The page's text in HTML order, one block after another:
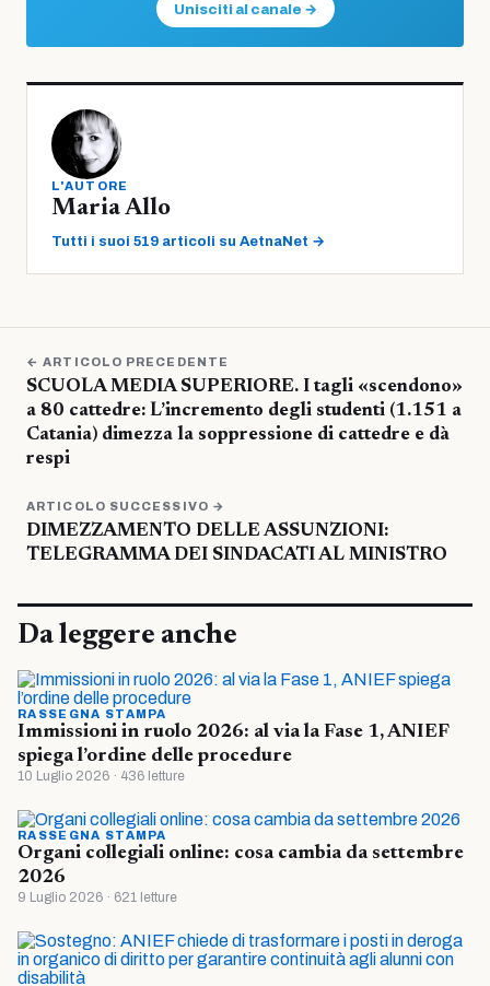
Unisciti al canale →
L'AUTORE
Maria Allo
Tutti i suoi 519 articoli su AetnaNet →
← ARTICOLO PRECEDENTE
SCUOLA MEDIA SUPERIORE. I tagli «scendono»
a 80 cattedre: L’incremento degli studenti (1.151 a
Catania) dimezza la soppressione di cattedre e dà
respi
ARTICOLO SUCCESSIVO →
DIMEZZAMENTO DELLE ASSUNZIONI:
TELEGRAMMA DEI SINDACATI AL MINISTRO
Da leggere anche
RASSEGNA STAMPA
Immissioni in ruolo 2026: al via la Fase 1, ANIEF
spiega l’ordine delle procedure
10 Luglio 2026 · 436 letture
RASSEGNA STAMPA
Organi collegiali online: cosa cambia da settembre
2026
9 Luglio 2026 · 621 letture